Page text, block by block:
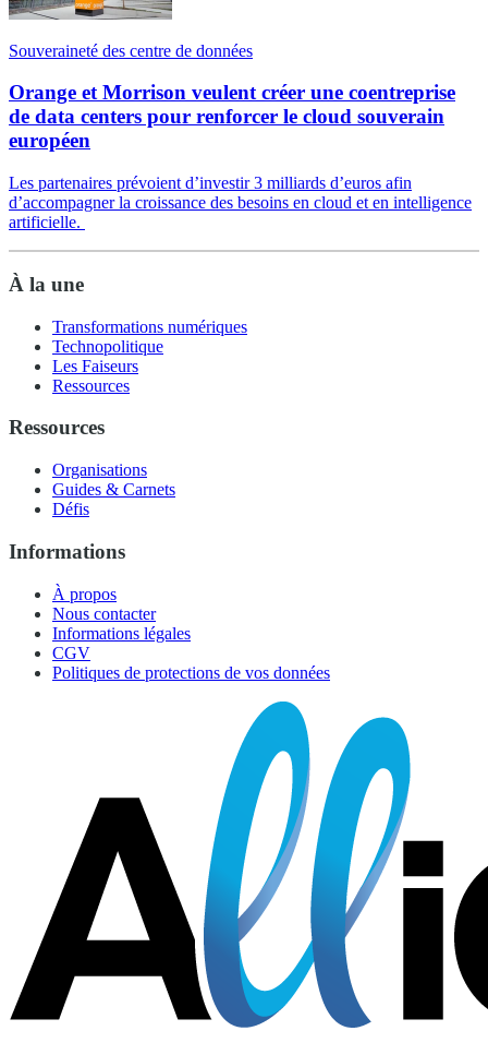
Souveraineté des centre de données
Orange et Morrison veulent créer une coentreprise
de data centers pour renforcer le cloud souverain
européen
Les partenaires prévoient d’investir 3 milliards d’euros afin
d’accompagner la croissance des besoins en cloud et en intelligence
artificielle.
À la une
Transformations numériques
Technopolitique
Les Faiseurs
Ressources
Ressources
Organisations
Guides & Carnets
Défis
Informations
À propos
Nous contacter
Informations légales
CGV
Politiques de protections de vos données